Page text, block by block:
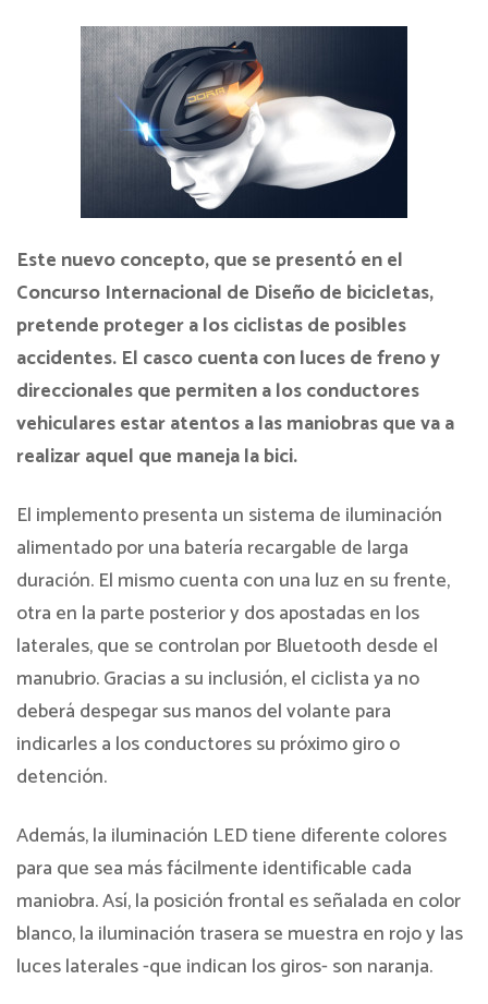
Este nuevo concepto, que se presentó en el
Concurso Internacional de Diseño de bicicletas,
pretende proteger a los ciclistas de posibles
accidentes. El casco cuenta con luces de freno y
direccionales que permiten a los conductores
vehiculares estar atentos a las maniobras que va a
realizar aquel que maneja la bici.
El implemento presenta un sistema de iluminación
alimentado por una batería recargable de larga
duración. El mismo cuenta con una luz en su frente,
otra en la parte posterior y dos apostadas en los
laterales, que se controlan por Bluetooth desde el
manubrio. Gracias a su inclusión, el ciclista ya no
deberá despegar sus manos del volante para
indicarles a los conductores su próximo giro o
detención.
Además, la iluminación LED tiene diferente colores
para que sea más fácilmente identificable cada
maniobra. Así, la posición frontal es señalada en color
blanco, la iluminación trasera se muestra en rojo y las
luces laterales -que indican los giros- son naranja.